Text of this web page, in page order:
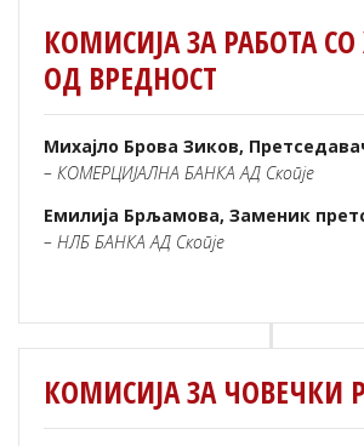
КОМИСИЈА ЗА РАБОТА
ОД ВРЕДНОСТ
Михајло Брова Зиков,
– КОМЕРЦИЈАЛНА БАНКА АД Скопје
Емилија Брљамова, Заменик
– НЛБ БАНКА АД Скопје
КОМИСИЈА ЗА ЧОВЕЧКИ